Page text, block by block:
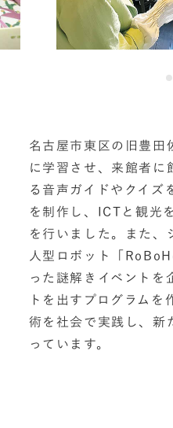
名古屋市東区の旧豊田
に学習させ、来館者に
る音声ガイドやクイズ
を制作し、ICTと観光
を行いました。また、
人型ロボット「
った謎解きイベントを
トを出すプログラムを
術を社会で実践し、新
っています。